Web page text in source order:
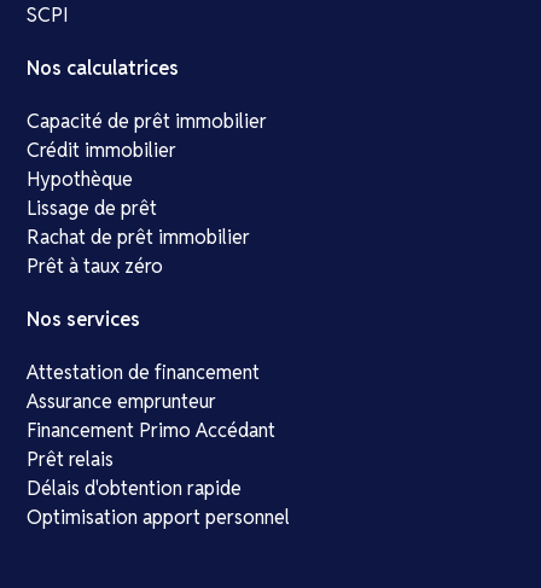
SCPI
Nos calculatrices
Capacité de prêt immobilier
Crédit immobilier
Hypothèque
Lissage de prêt
Rachat de prêt immobilier
Prêt à taux zéro
Nos services
Attestation de financement
Assurance emprunteur
Financement Primo Accédant
Prêt relais
Délais d'obtention rapide
Optimisation apport personnel